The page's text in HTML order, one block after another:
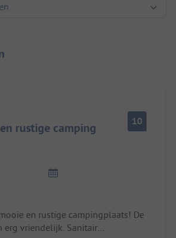
rustige camping 10
en rustige campingplaats! De
erg vriendelijk. Sanitair